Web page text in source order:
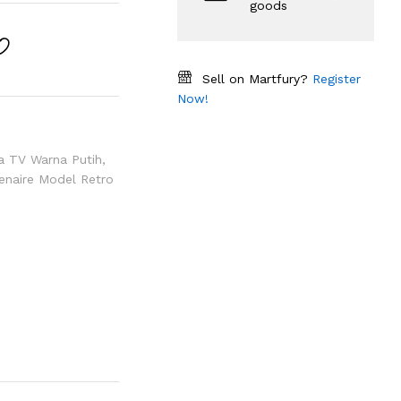
TV Warna Putih,
Model Retro
goods
Sell on Martfury? Register
Now!